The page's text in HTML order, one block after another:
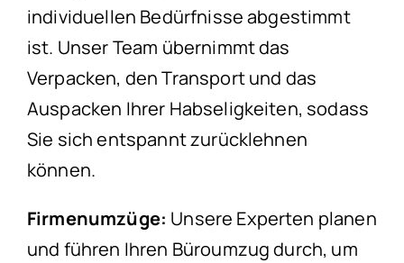
individuellen Bedürfnisse abgestimmt
ist. Unser Team übernimmt das
Verpacken, den Transport und das
Auspacken Ihrer Habseligkeiten, sodass
Sie sich entspannt zurücklehnen
können.
Firmenumzüge: Unsere Experten planen
und führen Ihren Büroumzug durch, um